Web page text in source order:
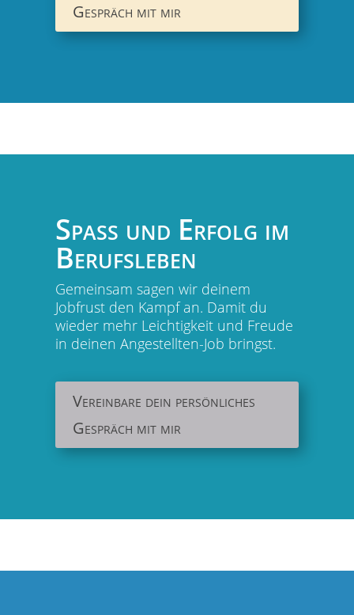
Gespräch mit mir
Spaß und Erfolg im
Berufsleben
Gemeinsam sagen wir deinem
Jobfrust den Kampf an. Damit du
wieder mehr Leichtigkeit und Freude
in deinen Angestellten-Job bringst.
Vereinbare dein persönliches
Gespräch mit mir